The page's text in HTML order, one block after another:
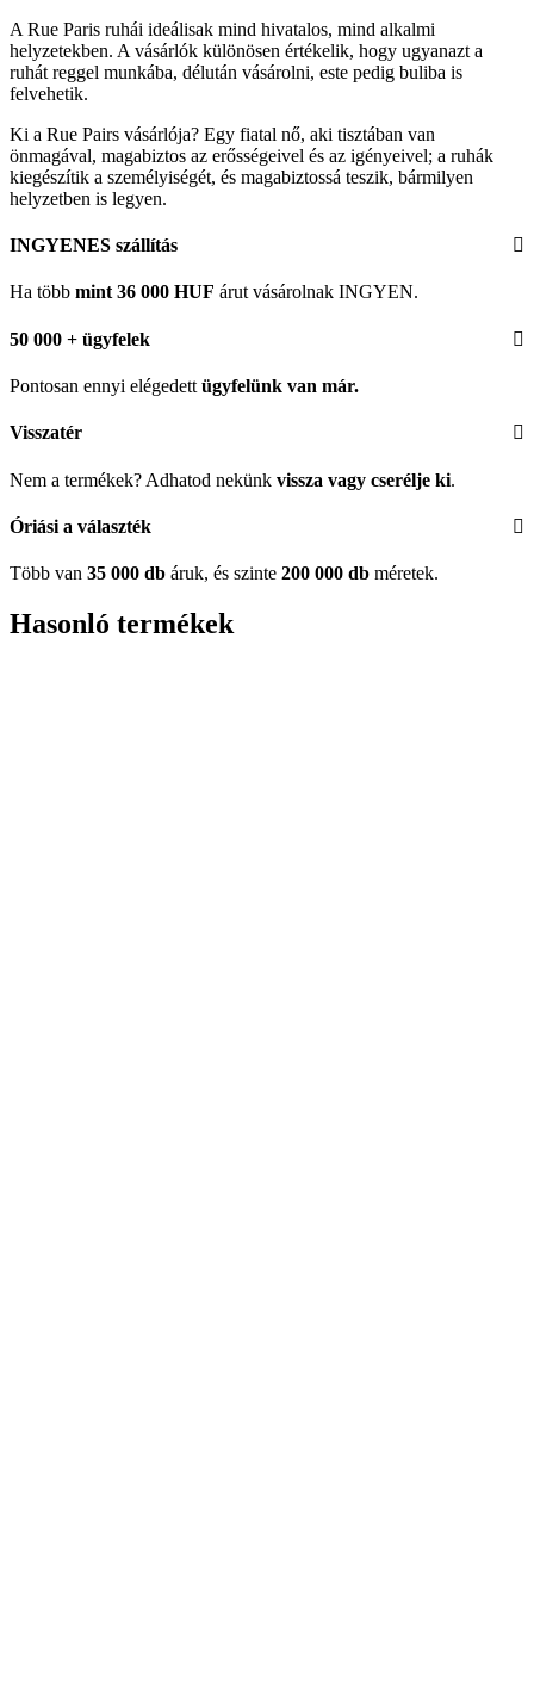
A Rue Paris ruhái ideálisak mind hivatalos, mind alkalmi
helyzetekben. A vásárlók különösen értékelik, hogy ugyanazt a
ruhát reggel munkába, délután vásárolni, este pedig buliba is
felvehetik.
Ki a Rue Pairs vásárlója? Egy fiatal nő, aki tisztában van
önmagával, magabiztos az erősségeivel és az igényeivel; a ruhák
kiegészítik a személyiségét, és magabiztossá teszik, bármilyen
helyzetben is legyen.
INGYENES szállítás
Ha több mint 36 000 HUF árut vásárolnak INGYEN.
50 000 + ügyfelek
Pontosan ennyi elégedett ügyfelünk van már.
Visszatér
Nem a termékek? Adhatod nekünk vissza vagy cserélje ki.
Óriási a választék
Több van 35 000 db áruk, és szinte 200 000 db méretek.
Hasonló termékek